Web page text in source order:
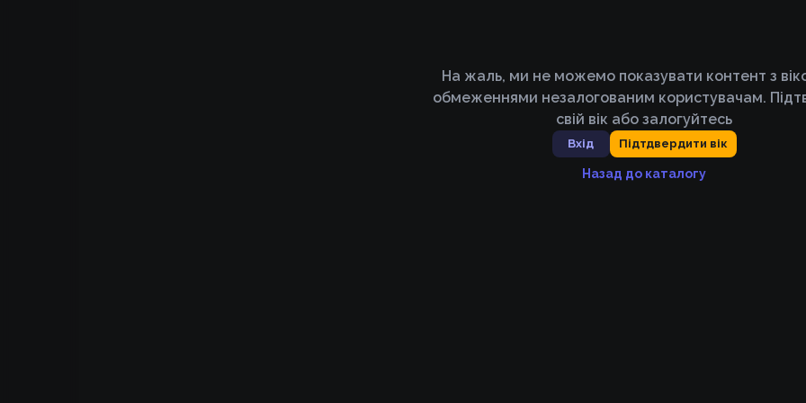
На жаль, ми не можемо показувати контент з
обмеженнями незалогованим користувачам.
свій вік або залогуйтесь
Вхід Підтдвердити вік
Назад до каталогу